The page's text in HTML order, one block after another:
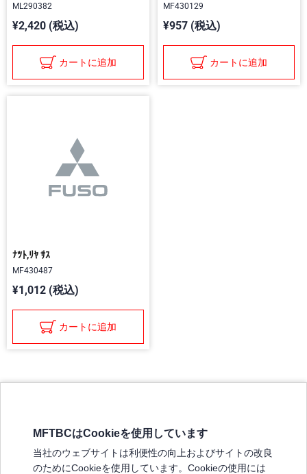
ML290382
¥2,420 (税込)
カートに追加
MF430129
¥957 (税込)
カートに追加
ﾅﾂﾄ,ﾘﾔ ｻｽ
MF430487
¥1,012 (税込)
カートに追加
弊社の製品について
MFTBCはCookieを使用しています
当社のウェブサイトは利便性の向上およびサイトの改良
のためにCookieを使用しています。Cookieの使用には